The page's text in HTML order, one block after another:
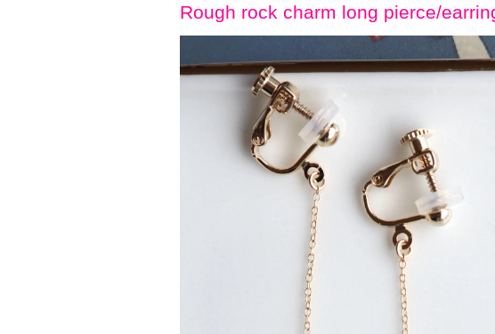
Rough rock charm long pierce/